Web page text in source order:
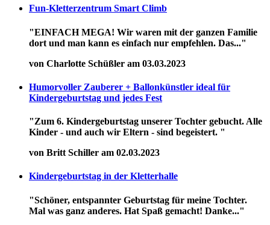
Fun-Kletterzentrum Smart Climb
"EINFACH MEGA! Wir waren mit der ganzen Familie
dort und man kann es einfach nur empfehlen. Das..."
von Charlotte Schüßler am 03.03.2023
Humorvoller Zauberer + Ballonkünstler ideal für
Kindergeburtstag und jedes Fest
"Zum 6. Kindergeburtstag unserer Tochter gebucht. Alle
Kinder - und auch wir Eltern - sind begeistert. "
von Britt Schiller am 02.03.2023
Kindergeburtstag in der Kletterhalle
"Schöner, entspannter Geburtstag für meine Tochter.
Mal was ganz anderes. Hat Spaß gemacht! Danke..."